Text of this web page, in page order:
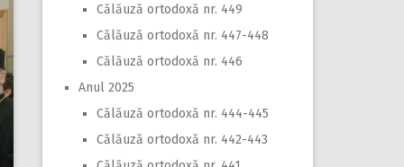
Călăuză ortodoxă nr. 449
Călăuză ortodoxă nr. 447-448
Călăuză ortodoxă nr. 446
Anul 2025
Călăuză ortodoxă nr. 444-445
Călăuză ortodoxă nr. 442-443